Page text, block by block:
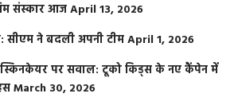
संस्कार आजApril 13, 2026
ने बदली अपनी टीमApril 1, 2026
पर सवाल: टूको किड्स के नए कैंपेन में
March 30, 2026